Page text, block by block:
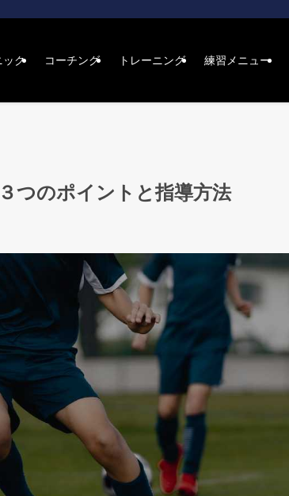
ック コーチング トレーニング 練習メニュー
つのポイントと指導方法